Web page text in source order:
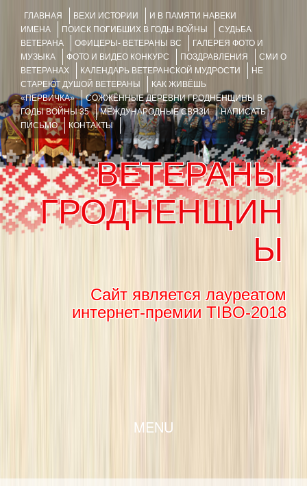
ГЛАВНАЯ ВЕХИ ИСТОРИИ
И В ПАМЯТИ НАВЕКИ
ИМЕНА
ПОИСК ПОГИБШИХ В ГОДЫ ВОЙНЫ
СУДЬБА
ВЕТЕРАНА
ОФИЦЕРЫ- ВЕТЕРАНЫ ВС
ГАЛЕРЕЯ ФОТО И
МУЗЫКА
ФОТО И ВИДЕО КОНКУРС ПОЗДРАВЛЕНИЯ
СМИ О
ВЕТЕРАНАХ
КАЛЕНДАРЬ ВЕТЕРАНСКОЙ МУДРОСТИ
НЕ
СТАРЕЮТ ДУШОЙ ВЕТЕРАНЫ
КАК ЖИВЁШЬ
«ПЕРВИЧКА»
СОЖЖЁННЫЕ ДЕРЕВНИ ГРОДНЕНЩИНЫ В
ГОДЫ ВОЙНЫ 35
МЕЖДУНАРОДНЫЕ СВЯЗИ
НАПИСАТЬ
ПИСЬМО
КОНТАКТЫ
ВЕТЕРАНЫ
ГРОДНЕНЩИН
Ы
Сайт является лауреатом
интернет-премии TIBO-2018
MENU